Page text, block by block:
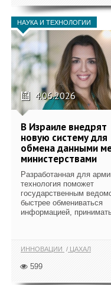
НАУКА И ТЕХНОЛОГИИ
4.06.2026
В Израиле внедрят
новую систему для
обмена данными
министерствами
Разработанная для
технология поможет
государственным
быстрее обмениваться
информацией,
ИННОВАЦИИ ЦАХАЛ
599